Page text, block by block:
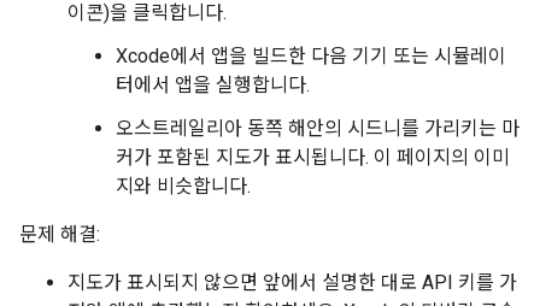
이콘)을 클릭합니다.
Xcode에서 앱을 빌드한 다음 기기 또는 시뮬레이
터에서 앱을 실행합니다.
오스트레일리아 동쪽 해안의 시드니를 가리키는 마
커가 포함된 지도가 표시됩니다. 이 페이지의 이미
지와 비슷합니다.
문제 해결:
지도가 표시되지 않으면 앞에서 설명한 대로 API 키를 가